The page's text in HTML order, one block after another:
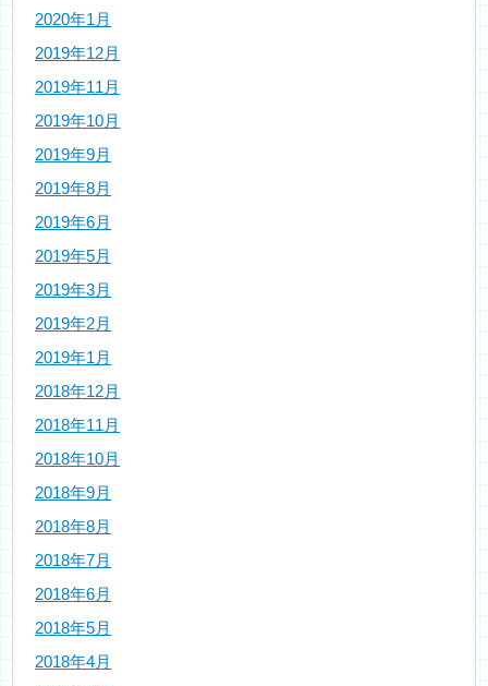
2020年1月
2019年12月
2019年11月
2019年10月
2019年9月
2019年8月
2019年6月
2019年5月
2019年3月
2019年2月
2019年1月
2018年12月
2018年11月
2018年10月
2018年9月
2018年8月
2018年7月
2018年6月
2018年5月
2018年4月